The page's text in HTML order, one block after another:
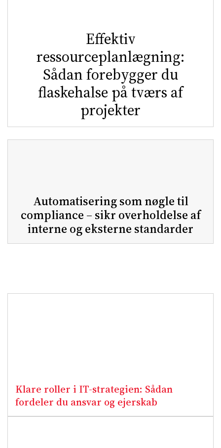
Effektiv
ressourceplanlægning:
Sådan forebygger du
flaskehalse på tværs af
projekter
Automatisering som nøgle til
compliance – sikr overholdelse af
interne og eksterne standarder
Klare roller i IT-strategien: Sådan
fordeler du ansvar og ejerskab